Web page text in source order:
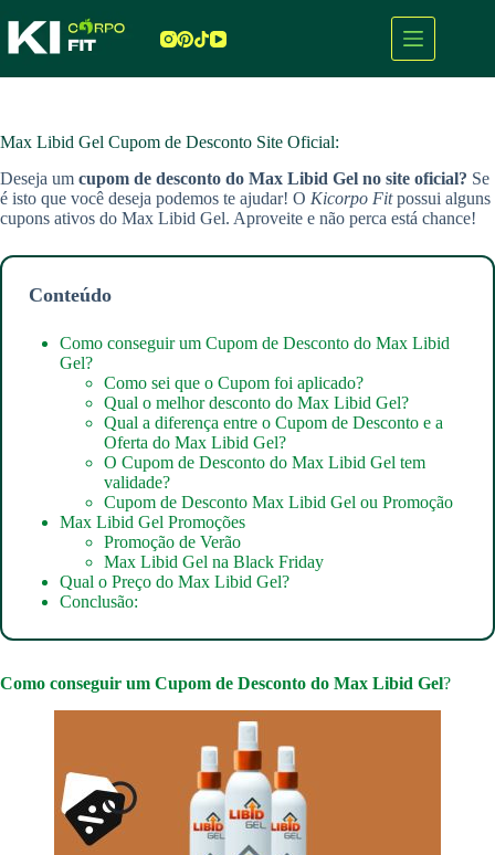
para
Max Libid Gel Cupom de Desconto Site Oficial:
Deseja um cupom de desconto do Max Libid Gel no site oficial? Se
é isto que você deseja podemos te ajudar! O Kicorpo Fitpossui alguns
cupons ativos do Max Libid Gel. Aproveite e não perca está chance!
Conteúdo
Como conseguir um Cupom de Desconto do Max Libid
Gel?
Como sei que o Cupom foi aplicado?
Qual o melhor desconto do Max Libid Gel?
Qual a diferença entre o Cupom de Desconto e a
Oferta do Max Libid Gel?
O Cupom de Desconto do Max Libid Gel tem
validade?
Cupom de Desconto Max Libid Gel ou Promoção
Max Libid Gel Promoções
Promoção de Verão
Max Libid Gel na Black Friday
Qual o Preço do Max Libid Gel?
Conclusão:
Como conseguir um Cupom de Desconto do Max Libid Gel?